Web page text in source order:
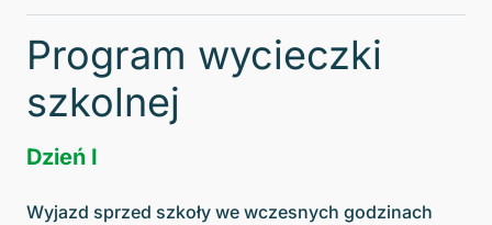
Program wycieczki
szkolnej
Dzień I
Wyjazd sprzed szkoły we wczesnych godzinach